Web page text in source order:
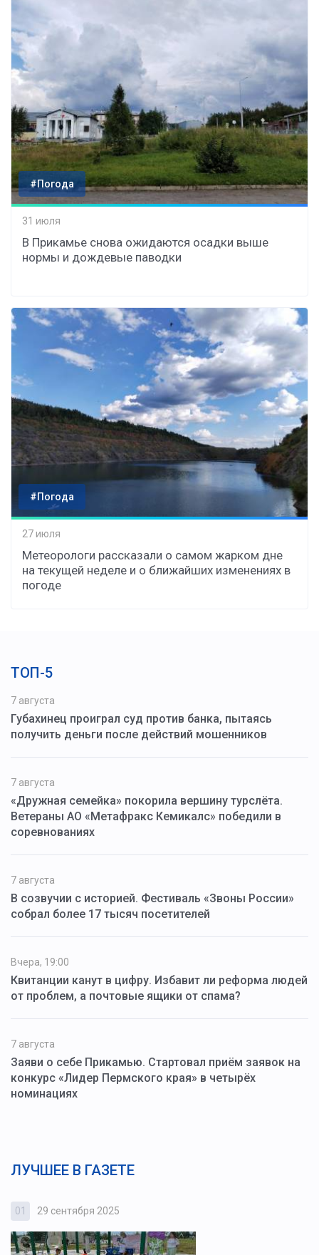
#Погода
31 июля
В Прикамье снова ожидаются осадки выше
нормы и дождевые паводки
#Погода
27 июля
Метеорологи рассказали о самом жарком дне
на текущей неделе и о ближайших изменениях в
погоде
ТОП-5
7 августа
Губахинец проиграл суд против банка, пытаясь
получить деньги после действий мошенников
7 августа
«Дружная семейка» покорила вершину турслёта.
Ветераны АО «Метафракс Кемикалс» победили в
соревнованиях
7 августа
В созвучии с историей. Фестиваль «Звоны России»
собрал более 17 тысяч посетителей
Вчера, 19:00
Квитанции канут в цифру. Избавит ли реформа людей
от проблем, а почтовые ящики от спама?
7 августа
Заяви о себе Прикамью. Стартовал приём заявок на
конкурс «Лидер Пермского края» в четырёх
номинациях
ЛУЧШЕЕ В ГАЗЕТЕ
01 29 сентября 2025